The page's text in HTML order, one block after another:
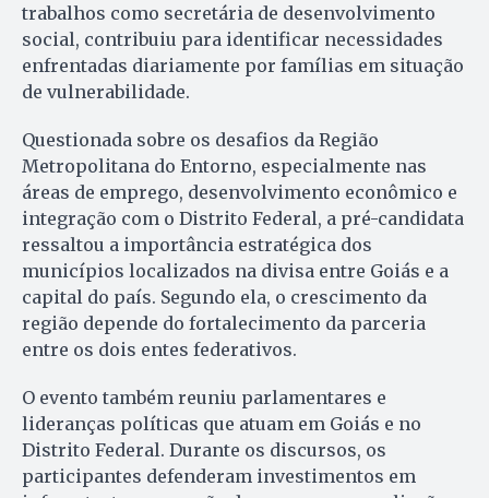
trabalhos como secretária de desenvolvimento
social, contribuiu para identificar necessidades
enfrentadas diariamente por famílias em situação
de vulnerabilidade.
Questionada sobre os desafios da Região
Metropolitana do Entorno, especialmente nas
áreas de emprego, desenvolvimento econômico e
integração com o Distrito Federal, a pré-candidata
ressaltou a importância estratégica dos
municípios localizados na divisa entre Goiás e a
capital do país. Segundo ela, o crescimento da
região depende do fortalecimento da parceria
entre os dois entes federativos.
O evento também reuniu parlamentares e
lideranças políticas que atuam em Goiás e no
Distrito Federal. Durante os discursos, os
participantes defenderam investimentos em